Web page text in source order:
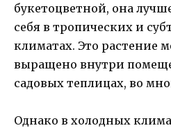
букетоцветной, она
себя в тропических и
климатах. Это растение
выращено внутри
садовых теплицах, во
Однако в холодных